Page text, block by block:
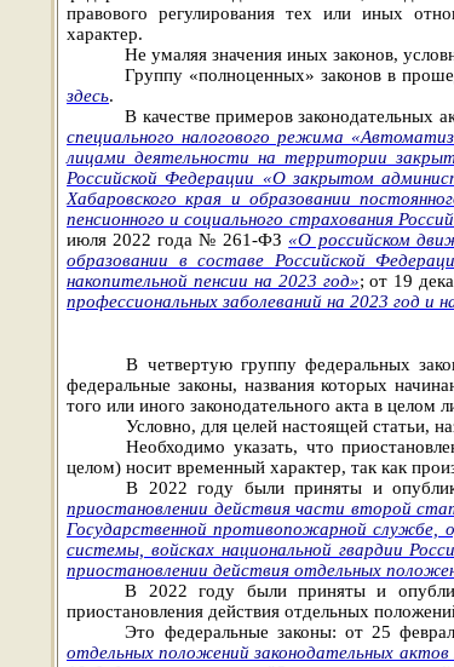
правового регулирования тех или иных
характер.
Не умаляя значения иных законов,
Группу «полноценных» законов в
здесь.
В качестве примеров
специального налогового режима
лицами деятельности на территории
Российской Федерации «О закрытом
Хабаровского края и образовании
пенсионного и социального страхования
июля 2022 года № 261-ФЗ«О российском
образовании в составе Российской
накопительной пенсии на 2023 год»; от 19
профессиональных заболеваний на 2023 год и
В четвертую группу федеральных
федеральные законы, названия которых
того или иного законодательного акта в целом
Условно, для целей настоящей статьи,
Необходимо указать, что
целом) носит временный характер, так как
В 2022 году были приняты и
приостановлении действия части второй
Государственной противопожарной службе,
системы, войсках национальной гвардии
приостановлении действия отдельных
В 2022 году были приняты и
приостановления действия отдельных
Это федеральные законы: от 25
отдельных положений законодательных актов